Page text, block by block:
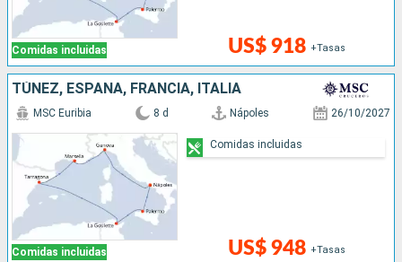
Comidas incluidas US$ 918 +Tasas
TÚNEZ, ESPAÑA, FRANCIA, ITALIA
Comidas incluidas
MSC Euribia 8 d Nápoles 26/10/2027
US$ 948 +Tasas
Comidas incluidas